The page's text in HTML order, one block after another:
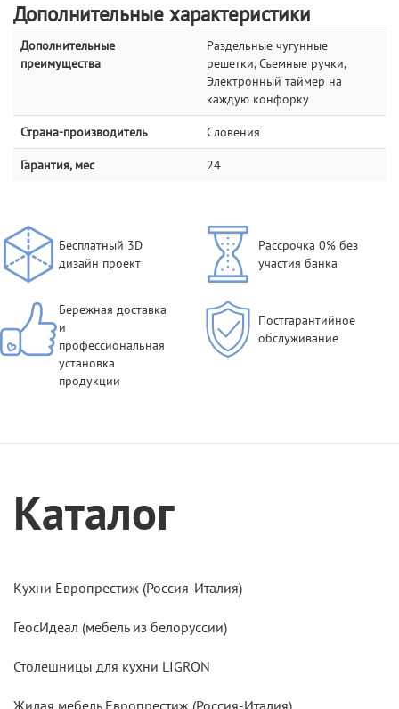
Дополнительные характеристики
Дополнительные
преимущества
Раздельные чугунные
решетки, Съемные ручки,
Электронный таймер на
каждую конфорку
Страна-производитель Словения
Гарантия, мес 24
Бесплатный 3D
дизайн проект
Рассрочка 0% без
участия банка
Бережная доставка
и
профессиональная
установка
продукции
Постгарантийное
обслуживание
Каталог
Кухни Европрестиж (Россия-Италия)
ГеосИдеал (мебель из белоруссии)
Столешницы для кухни LIGRON